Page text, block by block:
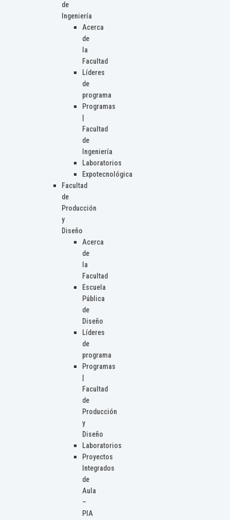
de
Ingeniería
Acerca
de
la
Facultad
Líderes
de
programa
Programas
Facultad
de
Ingeniería
Laboratorios
Expotecnológica
Facultad
de
Producción
y
Diseño
Acerca
de
la
Facultad
Escuela
Pública
de
Diseño
Líderes
de
programa
Programas
Facultad
de
Producción
y
Diseño
Laboratorios
Proyectos
Integrados
de
Aula
–
PIA